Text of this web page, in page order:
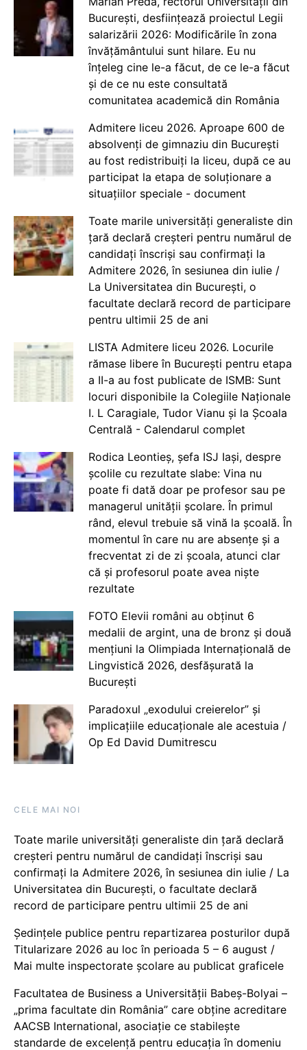
București, desființează proiectul Legii
salarizării 2026: Modificările în zona
învățământului sunt hilare. Eu nu
înțeleg cine le-a făcut, de ce le-a făcut
și de ce nu este consultată
comunitatea academică din România
Admitere liceu 2026. Aproape 600 de
absolvenți de gimnaziu din București
au fost redistribuiți la liceu, după ce au
participat la etapa de soluționare a
situațiilor speciale - document
Toate marile universități generaliste din
țară declară creșteri pentru numărul de
candidați înscriși sau confirmați la
Admitere 2026, în sesiunea din iulie /
La Universitatea din București, o
facultate declară record de participare
pentru ultimii 25 de ani
LISTA Admitere liceu 2026. Locurile
rămase libere în București pentru etapa
a II-a au fost publicate de ISMB: Sunt
locuri disponibile la Colegiile Naționale
I. L Caragiale, Tudor Vianu și la Școala
Centrală - Calendarul complet
Rodica Leontieș, șefa ISJ Iași, despre
școlile cu rezultate slabe: Vina nu
poate fi dată doar pe profesor sau pe
managerul unității școlare. În primul
rând, elevul trebuie să vină la școală. În
momentul în care nu are absențe și a
frecventat zi de zi școala, atunci clar
că și profesorul poate avea niște
rezultate
FOTO Elevii români au obținut 6
medalii de argint, una de bronz și două
mențiuni la Olimpiada Internațională de
Lingvistică 2026, desfășurată la
București
Paradoxul „exodului creierelor” și
implicațiile educaționale ale acestuia /
Op Ed David Dumitrescu
CELE MAI NOI
Toate marile universități generaliste din țară declară
creșteri pentru numărul de candidați înscriși sau
confirmați la Admitere 2026, în sesiunea din iulie / La
Universitatea din București, o facultate declară
record de participare pentru ultimii 25 de ani
Ședințele publice pentru repartizarea posturilor după
Titularizare 2026 au loc în perioada 5 – 6 august /
Mai multe inspectorate școlare au publicat graficele
Facultatea de Business a Universității Babeș-Bolyai –
„prima facultate din România” care obține acreditare
AACSB International, asociație ce stabilește
standarde de excelență pentru educația în domeniu